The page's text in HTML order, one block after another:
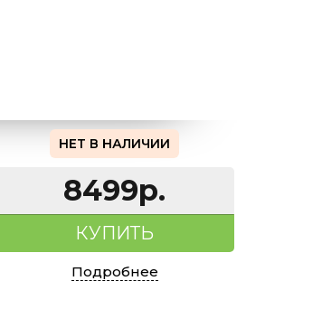
НЕТ В НАЛИЧИИ
8499р.
КУПИТЬ
Подробнее